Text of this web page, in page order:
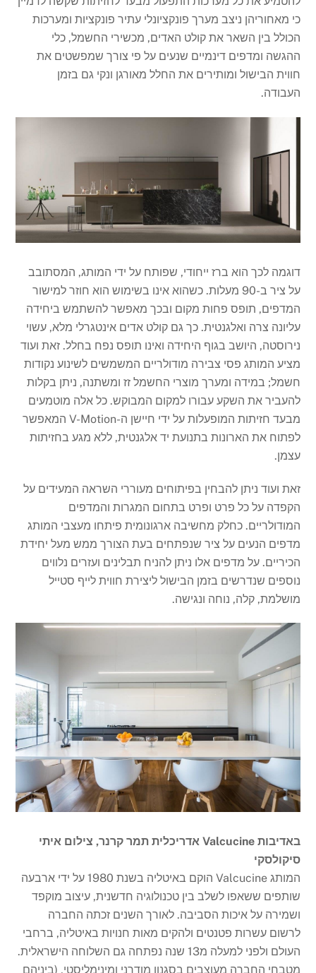
כי מאחוריהן ניצב מערך פונקציונלי עתיר פונקציות ומערכות
הכולל בין השאר את קולט האדים, מכשירי החשמל, כלי
ההגשה ומדפים דינמיים שנעים על פי צורך שמפשטים את
חווית הבישול ומותירים את החלל מאורגן ונקי גם בזמן
העבודה.
דוגמה לכך הוא ברז ייחודי, שפותח על ידי המותג, המסתובב
על ציר ב-90 מעלות. כשהוא אינו בשימוש הוא חוזר למישור
המדפים, תופס פחות מקום ובכך מאפשר להשתמש ביחידה
עליונה צרה ואלגנטית. כך גם קולט אדים אינטגרלי מלא, עשוי
נירוסטה, היושב בגוף היחידה ואינו תופס נפח בחלל. זאת ועוד
מציע המותג פסי צבירה מודולריים המשמשים לשינוע נקודות
חשמל; במידה ומערך מוצרי החשמל זז ומשתנה, ניתן בקלות
להעביר את השקע עבורו למקום המבוקש. כל אלה מוטמעים
מבעד חזיתות המופעלות על ידי חיישן ה-V-Motion המאפשר
לפתוח את הארונות בתנועת יד אלגנטית, ללא מגע בחזיתות
עצמן.
זאת ועוד ניתן להבחין בפיתוחים מעוררי השראה המעידים על
הקפדה על כל פרט ופרט בתחום המגרות והמדפים
המודולריים. כחלק מחשיבה ארגונומית פיתחו מעצבי המותג
מדפים הנעים על ציר שנפתחים בעת הצורך ממש מעל יחידת
הכיריים. על מדפים אלו ניתן להניח תבלינים ועזרים נלווים
נוספים שנדרשים בזמן הבישול ליצירת חווית לייף סטייל
מושלמת, קלה, נוחה ונגישה.
באדיבות Valcucine אדריכלית תמר קרנר, צילום איתי
סיקולסקי
המותג Valcucine הוקם באיטליה בשנת 1980 על ידי ארבעה
שותפים ששאפו לשלב בין טכנולוגיה חדשנית, עיצוב מוקפד
ושמירה על איכות הסביבה. לאורך השנים זכתה החברה
לרשום עשרות פטנטים ולהקים מאות חנויות באיטליה, ברחבי
העולם ולפני למעלה מ13 שנה נפתחה גם השלוחה הישראלית.
מטבחי החברה מעוצבים בסגנון מודרני ומינימליסטי, (ביניהם